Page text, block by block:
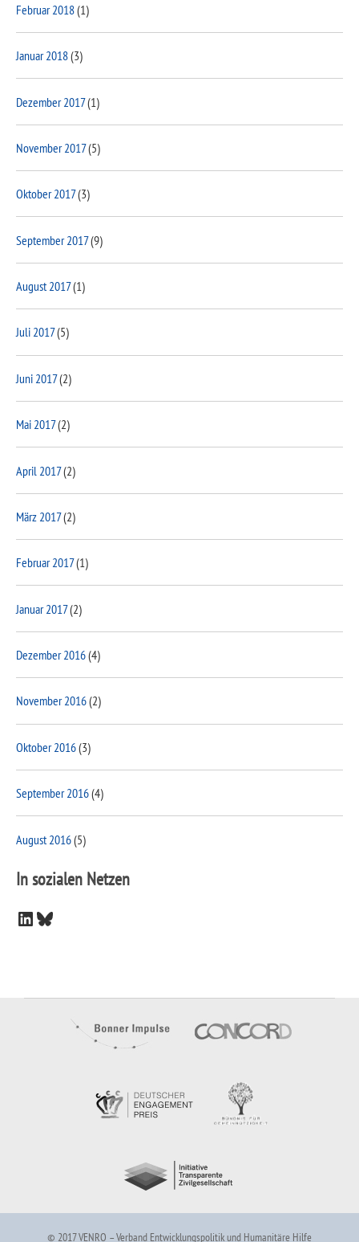
Februar 2018(1)
Januar 2018(3)
Dezember 2017(1)
November 2017(5)
Oktober 2017(3)
September 2017(9)
August 2017(1)
Juli 2017(5)
Juni 2017(2)
Mai 2017(2)
April 2017(2)
März 2017(2)
Februar 2017(1)
Januar 2017(2)
Dezember 2016(4)
November 2016(2)
Oktober 2016(3)
September 2016(4)
August 2016(5)
In sozialen Netzen
LinkedIn
Bluesky
© 2017 VENRO – Verband Entwicklungspolitik und Humanitäre Hilfe